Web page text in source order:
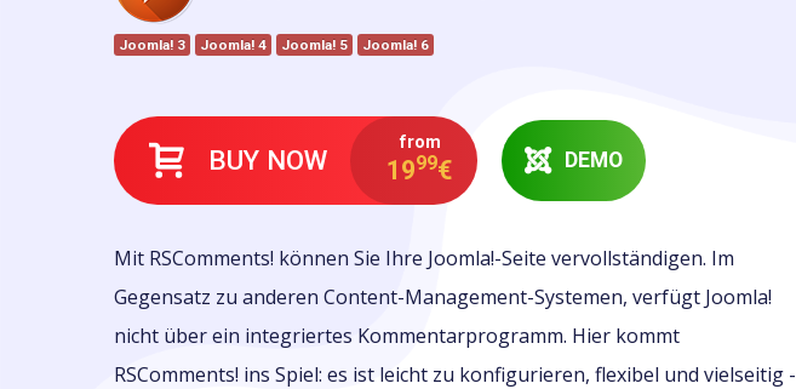
Joomla! 3 Joomla! 4 Joomla! 5 Joomla! 6
BUY NOW
from
1999€ DEMO
Mit RSComments! können Sie Ihre Joomla!-Seite vervollständigen. Im
Gegensatz zu anderen Content-Management-Systemen, verfügt Joomla!
nicht über ein integriertes Kommentarprogramm. Hier kommt
RSComments! ins Spiel: es ist leicht zu konfigurieren, flexibel und vielseitig -